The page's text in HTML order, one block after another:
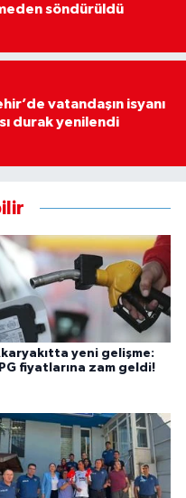
söndürüldü
vatandaşın isyanı
durak yenilendi
yeni gelişme:
fiyatlarına zam geldi!